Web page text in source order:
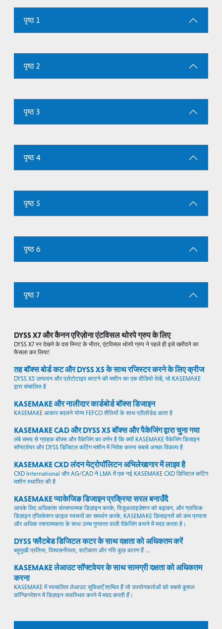
पृष्ठ 1
पृष्ठ 2
पृष्ठ 3
पृष्ठ 4
पृष्ठ 5
पृष्ठ 6
पृष्ठ 7
DYSS X7 और कैनन एरिज़ोना एंटविसल थोरपे ग्रुप के लिए
DYSS X7 रन देखने के दस मिनट के भीतर, एंटविसल थोरपे ग्रुप ने पहले ही इसे खरीदने का
फैसला कर लिया!
तह बॉक्स बोर्ड कट और DYSS X5 के साथ रजिस्टर करने के लिए क्रीज
DYSS X5 उत्पादन और प्रोटोटाइप काटने की मशीन का एक वीडियो देखें, जो KASEMAKE
द्वारा संचालित है
KASEMAKE और नालीदार कार्डबोर्ड बॉक्स डिजाइन
KASEMAKE आकार बदलने योग्य FEFCO शैलियों के साथ प्रीलोडेड आता है
KASEMAKE CAD और DYSS X5 बॉक्स और पैकेजिंग द्वारा चुना गया
लंबे समय से ग्राहक बॉक्स और पैकेजिंग का वर्णन है कि क्यों KASEMAKE पैकेजिंग डिजाइन
सॉफ्टवेयर और DYSS डिजिटल कटिंग मशीन में निवेश करना सबसे अच्छा विकल्प है
KASEMAKE CXD लंदन मेट्रोपॉलिटन अभिलेखागार में लाइव है
CXD International और AG/CAD ने LMA में एक नई KASEMAKE CXD डिजिटल कटिंग
मशीन स्थापित की है
KASEMAKE प्याकेजिङ डिजाइन प्रक्रिया सरल बनाउँदै
आपके लिए अधिकांश संरचनात्मक डिज़ाइन करके, विज़ुअलाइज़ेशन को बढ़ाकर, और ग्राफिक
डिज़ाइन एप्लिकेशन फ़ाइल स्वरूपों का समर्थन करके, KASEMAKE डिजाइनरों को कम प्रयास
और अधिक रचनात्मकता के साथ उच्च गुणवत्ता वाली पैकेजिंग बनाने में मदद करता है।
DYSS फ्लैटबेड डिजिटल कटर के साथ दक्षता को अधिकतम करें
बहुमुखी प्रतिभा, विश्वसनीयता, सटीकता और गति कुछ कारण हैं ...
KASEMAKE लेआउट सॉफ्टवेयर के साथ सामग्री दक्षता को अधिकतम
करना
KASEMAKE में स्वचालित लेआउट सुविधाएँ शामिल हैं जो उपयोगकर्ताओं को सबसे कुशल
कॉन्फ़िगरेशन में डिज़ाइन व्यवस्थित करने में मदद करती हैं।